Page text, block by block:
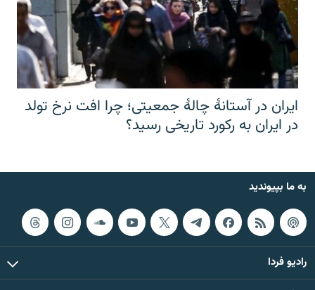
ایران در آستانهٔ چالهٔ جمعیتی؛ چرا افت نرخ تولد
در ایران به رکورد تاریخی رسید؟
به ما بپیوندید
رادیو فردا